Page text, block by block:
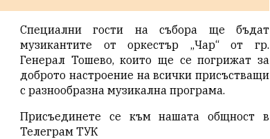
Специални гости на събора ще бъдат
музикантите от оркестър „Чар“ от гр.
Генерал Тошево, които ще се погрижат за
доброто настроение на всички присъстващи
с разнообразна музикална програма.
Присъединете се към нашата общност в
Телеграм ТУК